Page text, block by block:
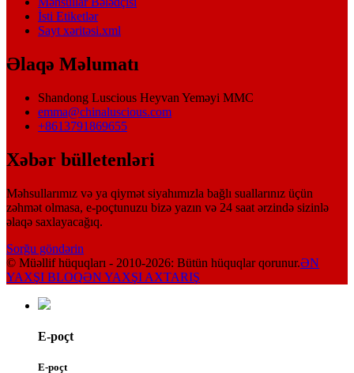
İsti Etiketlər
Sayt xəritəsi.xml
Əlaqə Məlumatı
Shandong Luscious Heyvan Yeməyi MMC
emma@chinaluscious.com
+8613791869655
Xəbər bülletenləri
Məhsullarımız və ya qiymət siyahımızla bağlı suallarınız üçün
zəhmət olmasa, e-poçtunuzu bizə yazın və 24 saat ərzində sizinlə
əlaqə saxlayacağıq.
Sorğu göndərin
© Müəllif hüquqları - 2010-2026: Bütün hüquqlar qorunur.ƏN
YAXŞI BLOQƏN YAXŞI AXTARIŞ
E-poçt
E-poçt